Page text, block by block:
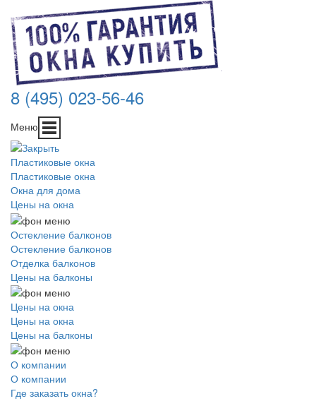
8 (495) 023-56-46
Меню
Пластиковые окна
Пластиковые окна
Окна для дома
Цены на окна
Остекление балконов
Остекление балконов
Отделка балконов
Цены на балконы
Цены на окна
Цены на окна
Цены на балконы
О компании
О компании
Где заказать окна?